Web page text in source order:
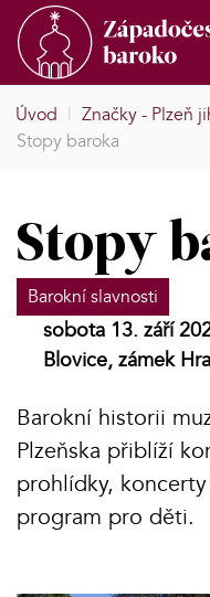
Úvod | Značky - Plzeň
Stopy baroka
Stopy
Barokní slavnosti
sobota 13. září
Blovice, zámek
Barokní historii
Plzeňska přiblíží
prohlídky,
program pro děti.